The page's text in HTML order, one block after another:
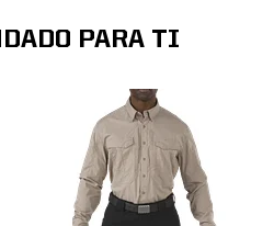
PARA TI